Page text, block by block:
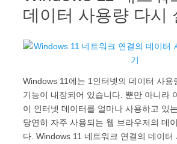
데이터 사용량 다시
Windows 11에는 1인터넷의 데이터 사용
기능이 내장되어 있습니다. 뿐만 아니라
이 인터넷 데이터를 얼마나 사용하고 있
당연히 자주 사용되는 웹 브라우저의 데
다. Windows 11 네트워크 연결의 데이터